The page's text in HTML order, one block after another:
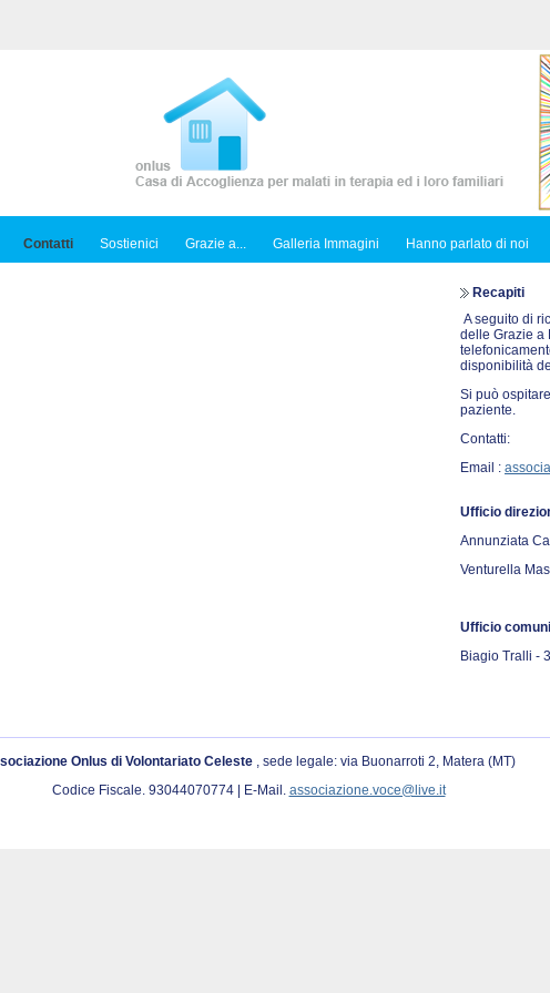
Contatti Sostienici Grazie a... Galleria Immagini Hanno parlato di noi
Recapiti
A seguito di
delle Grazie a
disponibilità
Si può
paziente.
Contatti:
Email :
Ufficio
Annunziata
Venturella
Ufficio
Biagio Tralli -
Onlus di Volontariato Celeste , sede legale: via Buonarroti 2, Matera (MT)
Codice Fiscale. 93044070774 | E-Mail. associazione.voce@live.it